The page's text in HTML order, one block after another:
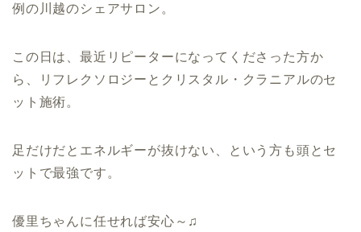
例の川越のシェアサロン。
この日は、最近リピーターになってくださった方か
ら、リフレクソロジーとクリスタル・クラニアルのセ
ット施術。
足だけだとエネルギーが抜けない、という方も頭とセ
ットで最強です。
優里ちゃんに任せれば安心～♫